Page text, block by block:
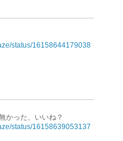
status/16158644179038
かった、いいね？
status/16158639053137